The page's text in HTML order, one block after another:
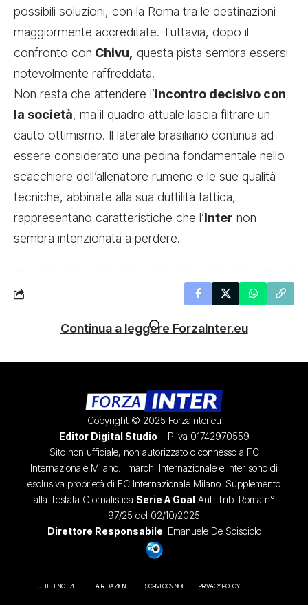
possibili soluzioni, con la Roma tra le destinazioni
maggiormente accreditate. Tuttavia, dopo il
confronto con Chivu, questa pista sembra essersi
notevolmente raffreddata.
Non resta che attendere l’incontro decisivo con
la società, ma il quadro attuale lascia filtrare un
cauto ottimismo. Il laterale brasiliano continua ad
essere considerato una pedina fondamentale nello
scacchiere dell’allenatore rumeno e le sue qualità
tecniche, abbinate alla sua duttilità tattica,
rappresentano caratteristiche che l’Inter non
sembra intenzionata a perdere.
Continua a leggere ForzaInter.eu
Copyright © 2025 ForzaInter.eu
Editor Digital Studio – P.Iva 01742970559
Sito non ufficiale, non autorizzato o connesso a FC
Internazionale Milano. I marchi Internazionale e Inter sono di
esclusiva proprietà di FC Internazionale Milano. Supplemento
alla Testata Giornalistica Serie A GoalAut. Trib. Roma n°
97/25 del 02/10/2025
Direttore Responsabile: Emanuele De Scisciolo
TUTTE LE NOTIZIE LA REDAZIONE SCRIVI CON NOI PRIVACY POLICY